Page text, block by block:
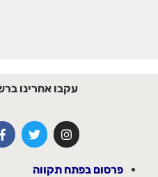
עקבו אחרינו
פרסום בפתח תקווה